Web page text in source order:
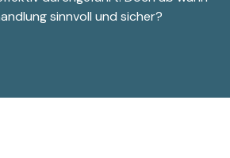
sinnvoll und sicher?